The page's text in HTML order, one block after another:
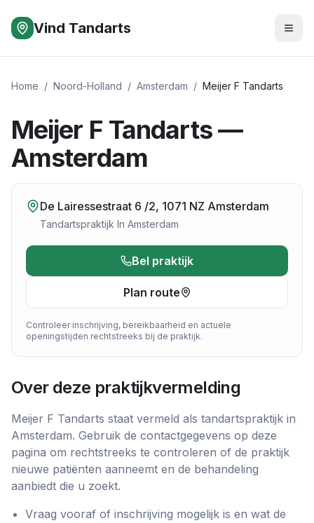
Vind Tandarts
Home / Noord-Holland / Amsterdam / Meijer F Tandarts
Meijer F Tandarts —
Amsterdam
De Lairessestraat 6 /2, 1071 NZ Amsterdam
Tandartspraktijk In Amsterdam
Bel praktijk
Plan route
Controleer inschrijving, bereikbaarheid en actuele
openingstijden rechtstreeks bij de praktijk.
Over deze praktijkvermelding
Meijer F Tandarts staat vermeld als tandartspraktijk in
Amsterdam. Gebruik de contactgegevens op deze
pagina om rechtstreeks te controleren of de praktijk
nieuwe patiënten aanneemt en de behandeling
aanbiedt die u zoekt.
Vraag vooraf of inschrijving mogelijk is en wat de